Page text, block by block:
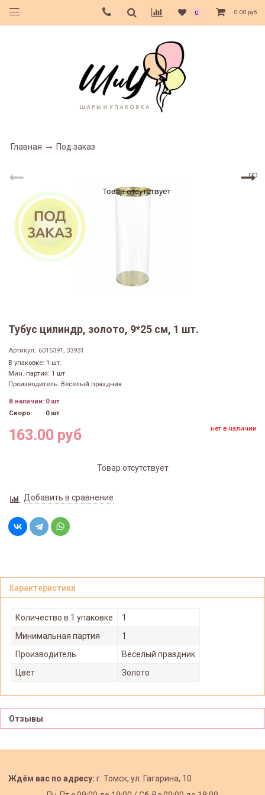
0 0.00 руб
Главная Под заказ
Товар отсутствует
Тубус цилиндр, золото, 9*25 см, 1 шт.
Артикул: 6015391, 33931
В упаковке: 1 шт.
Мин. партия: 1 шт
Производитель: Веселый праздник
В наличии: 0 шт
Скоро:
0 шт
163.00 руб нет в наличии
Товар отсутствует
Добавить в сравнение
Характеристики
Количество в 1 упаковке
1
Минимальная партия
1
Производитель
Веселый праздник
Цвет
Золото
Отзывы
Ждём вас по адресу: г. Томск, ул. Гагарина, 10